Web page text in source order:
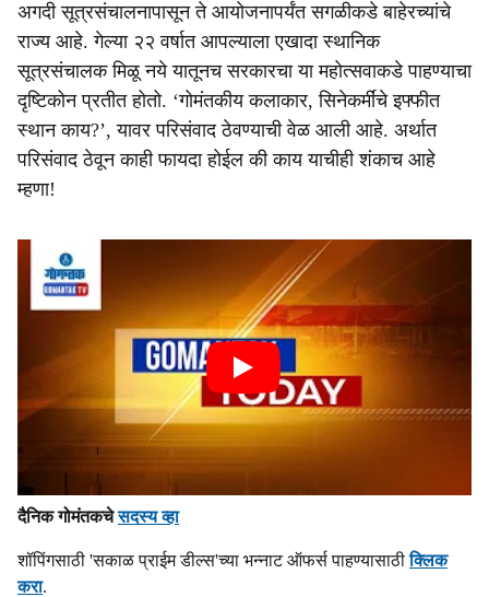
अगदी सूत्रसंचालनापासून ते आयोजनापर्यंत सगळीकडे बाहेरच्यांचे
राज्य आहे. गेल्या २२ वर्षात आपल्याला एखादा स्थानिक
सूत्रसंचालक मिळू नये यातूनच सरकारचा या महोत्सवाकडे पाहण्याचा
दृष्टिकोन प्रतीत होतो. ‘गोमंतकीय कलाकार, सिनेकर्मींचे इफ्फीत
स्थान काय?’, यावर परिसंवाद ठेवण्याची वेळ आली आहे. अर्थात
परिसंवाद ठेवून काही फायदा होईल की काय याचीही शंकाच आहे
म्हणा!
दैनिक गोमंतकचेसदस्य व्हा
शॉपिंगसाठी 'सकाळ प्राईम डील्स'च्या भन्नाट ऑफर्स पाहण्यासाठीक्लिक
करा.